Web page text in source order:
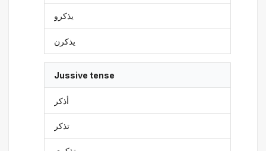
يذكرو
يذكرن
Jussive tense
أذكر
تذكر